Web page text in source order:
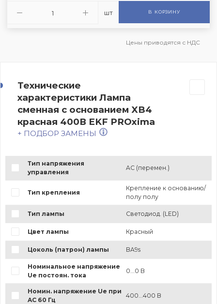
шт В КОРЗИНУ
Цены приводятся с НДС
Технические
характеристики Лампа
сменная c основанием XB4
красная 400В EKF PROxima
+ ПОДБОР ЗАМЕНЫ
Тип напряжения
управления
AC (перемен.)
Тип крепления
Крепление к основанию/
полу полу
Тип лампы Светодиод. (LED)
Цвет лампы Красный
Цоколь (патрон) лампы BA9s
Номинальное напряжение
Ue постоян. тока
0...0 В
Номин. напряжение Ue при
AC 60 Гц
400...400 В